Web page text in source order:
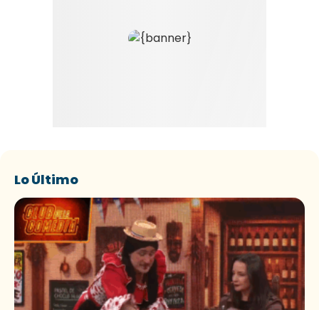
Lo Último